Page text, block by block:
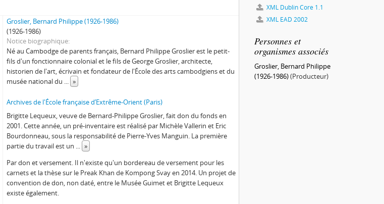
Groslier, Bernard Philippe (1926-1986)
(1926-1986)
Notice biographique
Né au Cambodge de parents français, Bernard Philippe Groslier est le petit-
fils d'un fonctionnaire colonial et le fils de George Groslier, architecte,
historien de l'art, écrivain et fondateur de l'École des arts cambodgiens et du
musée national du ... »
Archives de l'École française d’Extrême-Orient (Paris)
Brigitte Lequeux, veuve de Bernard-Philippe Groslier, fait don du fonds en
2001. Cette année, un pré-inventaire est réalisé par Michèle Vallerin et Eric
Bourdonneau, sous la responsabilité de Pierre-Yves Manguin. La première
partie du travail est un ... »
Par don et versement. Il n'existe qu'un bordereau de versement pour les
carnets et la thèse sur le Preak Khan de Kompong Svay en 2014. Un projet de
convention de don, non daté, entre le Musée Guimet et Brigitte Lequeux
existe également.
XML Dublin Core 1.1
XML EAD 2002
Personnes et
organismes associés
Groslier, Bernard Philippe
(1926-1986)(Producteur)